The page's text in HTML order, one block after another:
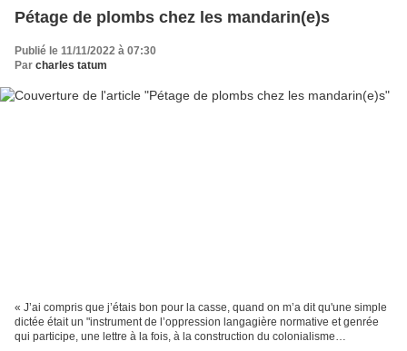
Pétage de plombs chez les mandarin(e)s
Publié le 11/11/2022 à 07:30
Par charles tatum
« J’ai compris que j’étais bon pour la casse, quand on m’a dit qu'une simple
dictée était un "instrument de l’oppression langagière normative et genrée
qui participe, une lettre à la fois, à la construction du colonialisme